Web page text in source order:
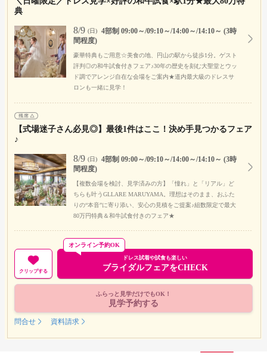
典
8/9 (日)
4部制 09:00～/09:10～/14:00～/14:10～ (3時
間程度)
豪華特典もご用意☆美食の地、円山の駅から徒歩1分。ゲスト
評判◎の和牛試食付きフェア♪30年の歴史を刻む大聖堂とウッ
ド調でアレンジ自在な会場をご案内★道内最大級のドレスサ
ロンも一緒に見学！
【式場迷子さん必見◎】最後1件はここ！決め手見つかるフェア
♪
8/9 (日)
4部制 09:00～/09:10～/14:00～/14:10～ (3時
間程度)
【複数会場を検討、見学済みの方】「憧れ」と「リアル」ど
ちらも叶うGLLARE MARUYAMA。理想はそのまま、おふた
りの“本音”に寄り添い、安心の見積をご提案♪組数限定で最大
80万円特典＆和牛試食付きのフェア★
クリップする
ドレス試着や試食も楽しい
ブライダルフェアをCHECK
オンライン予約OK
ふらっと見学だけでもOK！
見学予約する
問合せ 資料請求